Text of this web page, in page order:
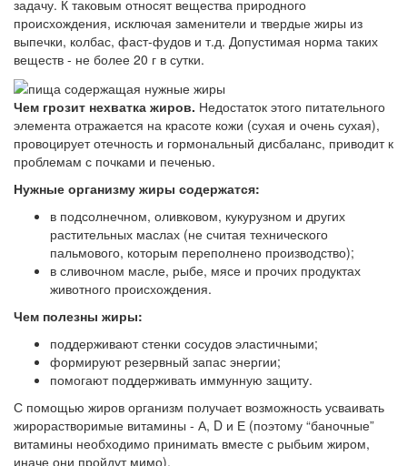
задачу. К таковым относят вещества природного
происхождения, исключая заменители и твердые жиры из
выпечки, колбас, фаст-фудов и т.д. Допустимая норма таких
веществ - не более 20 г в сутки.
Чем грозит нехватка жиров. Недостаток этого питательного
элемента отражается на красоте кожи (сухая и очень сухая),
провоцирует отечность и гормональный дисбаланс, приводит к
проблемам с почками и печенью.
Нужные организму жиры содержатся:
в подсолнечном, оливковом, кукурузном и других
растительных маслах (не считая технического
пальмового, которым переполнено производство);
в сливочном масле, рыбе, мясе и прочих продуктах
животного происхождения.
Чем полезны жиры:
поддерживают стенки сосудов эластичными;
формируют резервный запас энергии;
помогают поддерживать иммунную защиту.
С помощью жиров организм получает возможность усваивать
жирорастворимые витамины - А, D и Е (поэтому “баночные”
витамины необходимо принимать вместе с рыбьим жиром,
иначе они пройдут мимо).